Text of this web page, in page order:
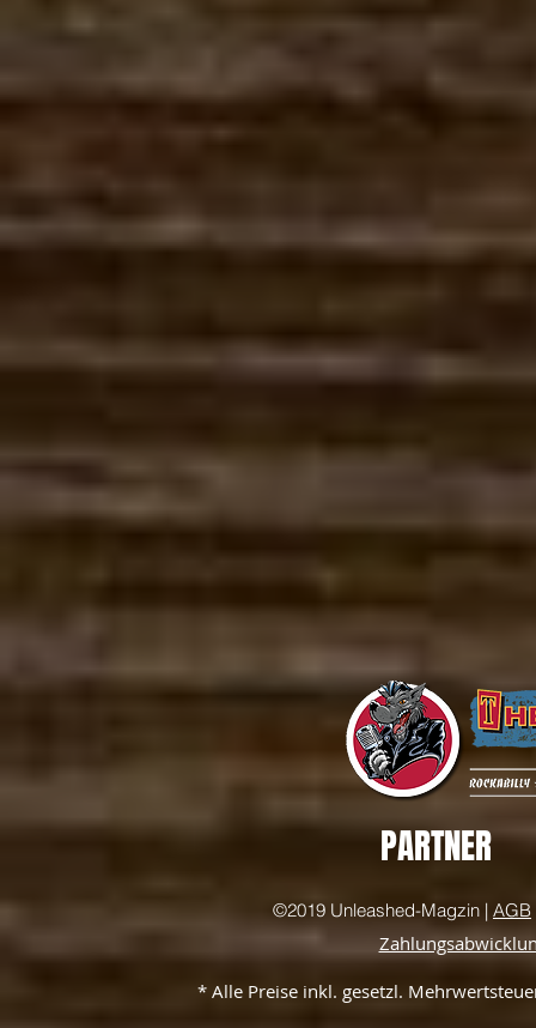
PARTNER
©2019 Unleashed-Magzin | AGB
* Alle Preise inkl. gesetzl.